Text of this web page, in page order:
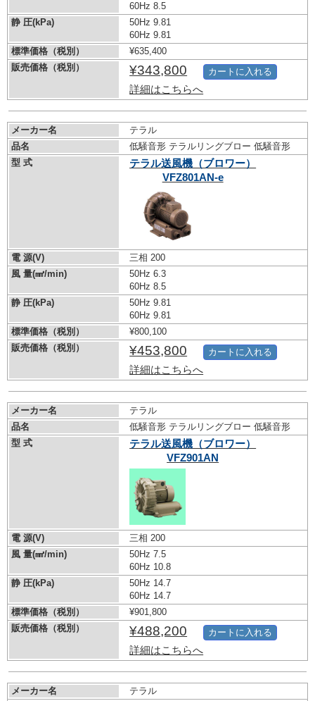
60Hz 8.5
静 圧(kPa)
50Hz 9.81
60Hz 9.81
標準価格（税別）
¥635,400
販売価格（税別）
¥343,800
詳細はこちらへ
カートに入れる
メーカー名
テラル
品名
低騒音形 テラルリングブロー 低騒音形
型 式
テラル送風機（ブロワー）
VFZ801AN-e
電 源(V)
三相 200
風 量(㎣/min)
50Hz 6.3
60Hz 8.5
静 圧(kPa)
50Hz 9.81
60Hz 9.81
標準価格（税別）
¥800,100
販売価格（税別）
¥453,800
詳細はこちらへ
カートに入れる
メーカー名
テラル
品名
低騒音形 テラルリングブロー 低騒音形
型 式
テラル送風機（ブロワー）
VFZ901AN
電 源(V)
三相 200
風 量(㎣/min)
50Hz 7.5
60Hz 10.8
静 圧(kPa)
50Hz 14.7
60Hz 14.7
標準価格（税別）
¥901,800
販売価格（税別）
¥488,200
詳細はこちらへ
カートに入れる
メーカー名
テラル